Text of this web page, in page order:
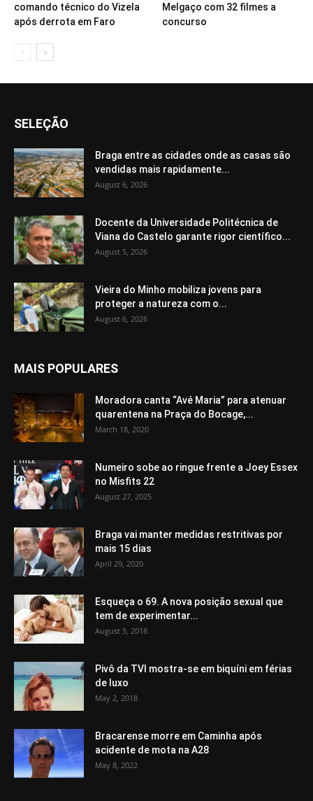
comando técnico do Vizela
após derrota em Faro
Melgaço com 32 filmes a
concurso
SELEÇÃO
Braga entre as cidades onde as casas são
vendidas mais rapidamente...
August 6, 2026
Docente da Universidade Politécnica de
Viana do Castelo garante rigor científico...
August 5, 2026
Vieira do Minho mobiliza jovens para
proteger a natureza com o...
August 6, 2026
MAIS POPULARES
Moradora canta “Avé Maria” para atenuar
quarentena na Praça do Bocage,...
March 18, 2020
Numeiro sobe ao ringue frente a Joey Essex
no Misfits 22
August 27, 2025
Braga vai manter medidas restritivas por
mais 15 dias
April 29, 2020
Esqueça o 69. A nova posição sexual que
tem de experimentar...
August 5, 2018
Pivô da TVI mostra-se em biquíni em férias
de luxo
May 2, 2018
Bracarense morre em Caminha após
acidente de mota na A28
May 8, 2022